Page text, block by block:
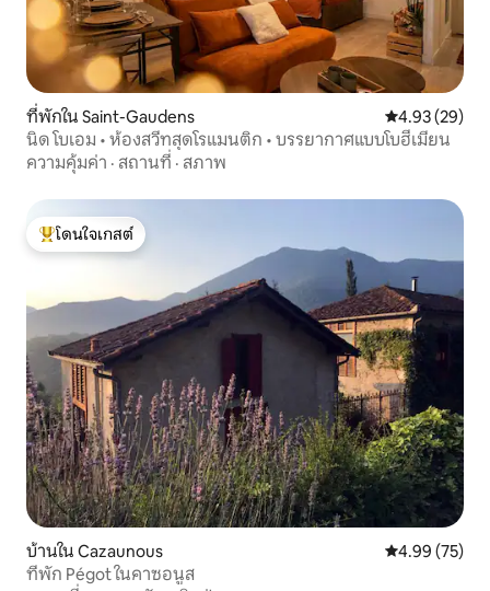
ที่พักใน Saint-Gaudens คะแนนเฉลี่ย
4.93 (29)
นิด โบเอม • ห้องสวีทสุดโรแมนติก • บรรยากาศแบบโบฮีเมียน
ความคุ้มค่า · สถานที่ · สภาพ
โดนใจเกสต์ที่สุด
โดนใจเกสต์
บ้านใน Cazaunous คะแนนเฉลี่ย
4.99 (75)
ที่พัก Pégot ในคาซอนูส